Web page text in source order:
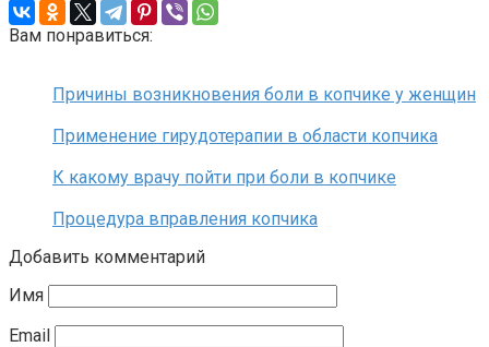
Вам понравиться:
Причины возникновения боли в копчике у женщин
Применение гирудотерапии в области копчика
К какому врачу пойти при боли в копчике
Процедура вправления копчика
Добавить комментарий
Имя
Email